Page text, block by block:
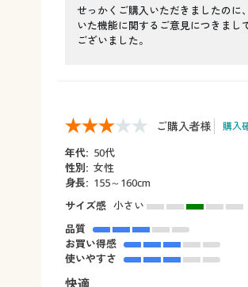
せっかくご購入いただきましたの
いた機能に関するご意見につきま
ございました。
ご購入者様 購入
年代: 50代
性別: 女性
身長: 155～160cm
サイズ感 小さい
品質
お買い得感
使いやすさ